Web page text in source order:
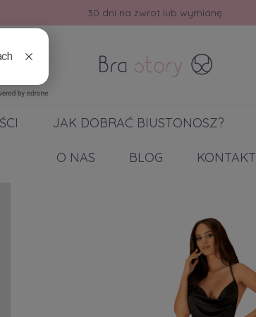
30 dni na zwrot lub wymianę.
JAK DOBRAĆ BIUSTONOSZ?
O NAS BLOG KONTAKT